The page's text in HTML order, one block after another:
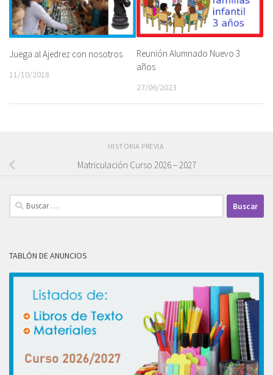
Juega al Ajedrez con nosotros
11/10/2018
Reunión Alumnado Nuevo 3
años
27/06/2023
HISTORIA PREVIA
Matriculación Curso 2026 – 2027
Buscar:
TABLÓN DE ANUNCIOS